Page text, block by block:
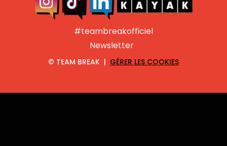
#teambreakofficiel
Newsletter
© TEAM BREAK | GÉRER LES COOKIES